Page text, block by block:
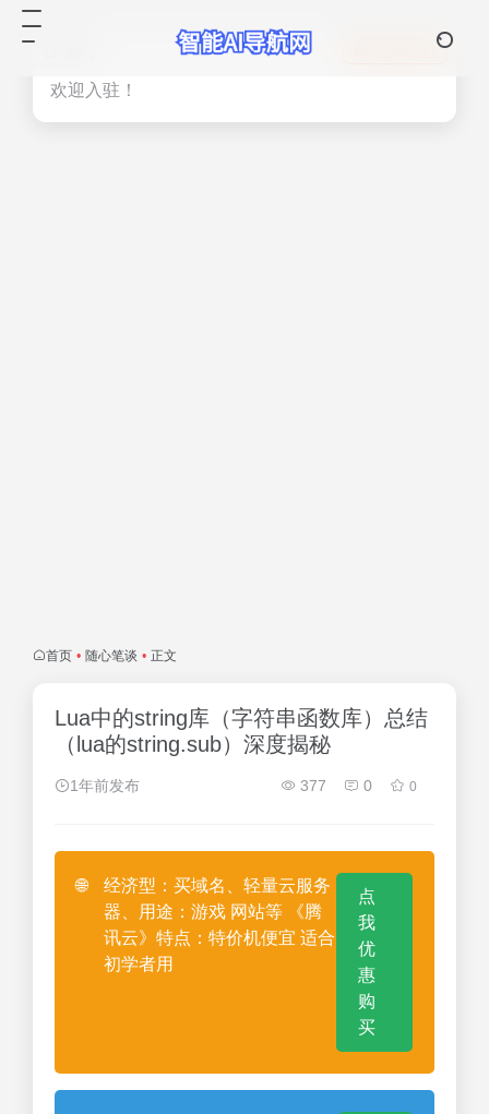
欢迎入驻！
首页 • 随心笔谈 • 正文
Lua中的string库（字符串函数库）总结
（lua的string.sub）深度揭秘
1年前发布 377 0 0
🌐
经济型：买域名、轻量云服务
器、用途：游戏 网站等 《腾
讯云》特点：特价机便宜 适合
初学者用
点
我
优
惠
购
买